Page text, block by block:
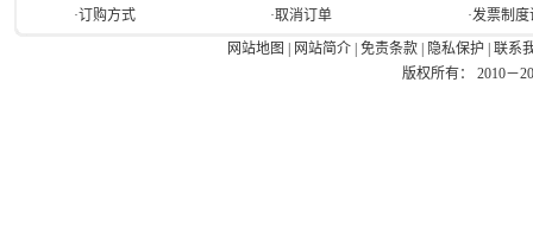
·订购方式
·取消订单
·发票制
网站地图
网站简介 免责条款 隐私保护
联系
版权所有： 2010－